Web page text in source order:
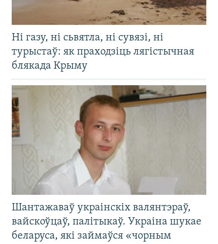
Ні газу, ні сьвятла, ні сувязі, ні
турыстаў: як праходзіць лягістычная
блякада Крыму
Шантажаваў украінскіх валянтэраў,
вайскоўцаў, палітыкаў. Украіна шукае
беларуса, які займаўся «чорным